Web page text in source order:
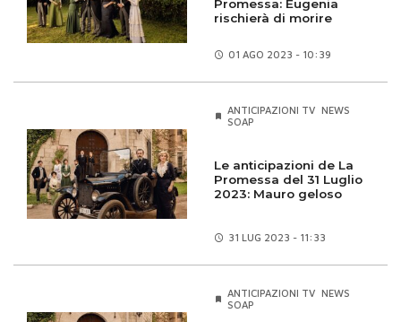
Promessa: Eugenia
rischierà di morire
01 AGO 2023 - 10:39
ANTICIPAZIONI TV NEWS
SOAP
Le anticipazioni de La
Promessa del 31 Luglio
2023: Mauro geloso
31 LUG 2023 - 11:33
ANTICIPAZIONI TV NEWS
SOAP